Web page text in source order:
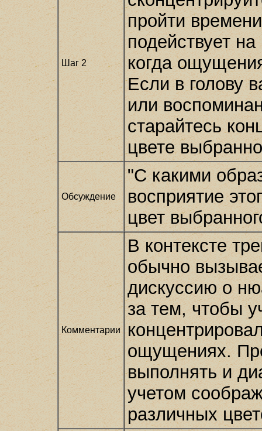
Шаг 2
пройти
подействует
когда
Если в голову
или
старайтесь
цвете
Обсуждение
"С какими
восприятие
цвет
Комментарии
В контексте
обычно
дискуссию о
за тем, чтобы
ощущениях.
выполнять и
учетом
различных